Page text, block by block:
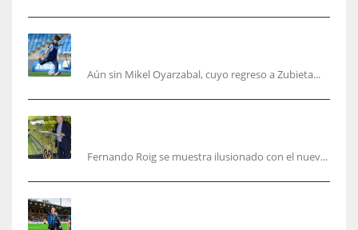
Aún sin Mikel Oyarzabal, cuyo regreso a Zubieta...
Fernando Roig se muestra ilusionado con el nuev...